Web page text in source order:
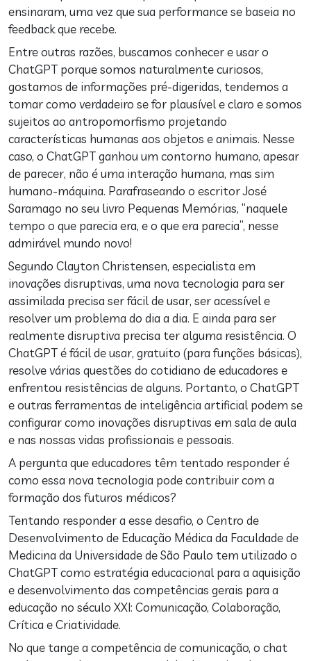
ensinaram, uma vez que sua performance se baseia no
feedback que recebe.
Entre outras razões, buscamos conhecer e usar o
ChatGPT porque somos naturalmente curiosos,
gostamos de informações pré-digeridas, tendemos a
tomar como verdadeiro se for plausível e claro e somos
sujeitos ao antropomorfismo projetando
características humanas aos objetos e animais. Nesse
caso, o ChatGPT ganhou um contorno humano, apesar
de parecer, não é uma interação humana, mas sim
humano-máquina. Parafraseando o escritor José
Saramago no seu livro Pequenas Memórias, “naquele
tempo o que parecia era, e o que era parecia”, nesse
admirável mundo novo!
Segundo Clayton Christensen, especialista em
inovações disruptivas, uma nova tecnologia para ser
assimilada precisa ser fácil de usar, ser acessível e
resolver um problema do dia a dia. E ainda para ser
realmente disruptiva precisa ter alguma resistência. O
ChatGPT é fácil de usar, gratuito (para funções básicas),
resolve várias questões do cotidiano de educadores e
enfrentou resistências de alguns. Portanto, o ChatGPT
e outras ferramentas de inteligência artificial podem se
configurar como inovações disruptivas em sala de aula
e nas nossas vidas profissionais e pessoais.
A pergunta que educadores têm tentado responder é
como essa nova tecnologia pode contribuir com a
formação dos futuros médicos?
Tentando responder a esse desafio, o Centro de
Desenvolvimento de Educação Médica da Faculdade de
Medicina da Universidade de São Paulo tem utilizado o
ChatGPT como estratégia educacional para a aquisição
e desenvolvimento das competências gerais para a
educação no século XXI: Comunicação, Colaboração,
Crítica e Criatividade.
No que tange a competência de comunicação, o chat